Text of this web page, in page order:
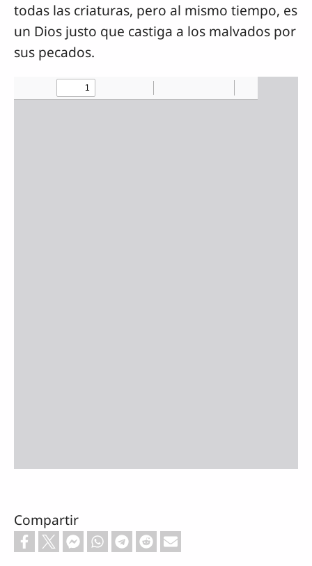
todas las criaturas, pero al mismo tiempo, es
un Dios justo que castiga a los malvados por
sus pecados.
Compartir